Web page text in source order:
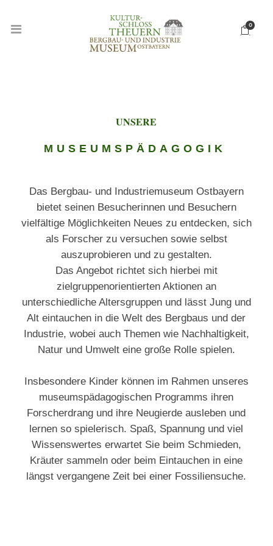
0
UNSERE
MUSEUMSPÄDAGOGIK
Das Bergbau- und Industriemuseum Ostbayern
bietet seinen Besucherinnen und Besuchern
vielfältige Möglichkeiten Neues zu entdecken, sich
als Forscher zu versuchen sowie selbst
auszuprobieren und zu gestalten.
Das Angebot richtet sich hierbei mit
zielgruppenorientierten Aktionen an
unterschiedliche Altersgruppen und lässt Jung und
Alt eintauchen in die Welt des Bergbaus und der
Industrie, wobei auch Themen wie Nachhaltigkeit,
Natur und Umwelt eine große Rolle spielen.
Insbesondere Kinder können im Rahmen unseres
museumspädagogischen Programms ihren
Forscherdrang und ihre Neugierde ausleben und
lernen so spielerisch. Spaß, Spannung und viel
Wissenswertes erwartet Sie beim Schmieden,
Kräuter sammeln oder beim Eintauchen in eine
längst vergangene Zeit bei einer Fossiliensuche.